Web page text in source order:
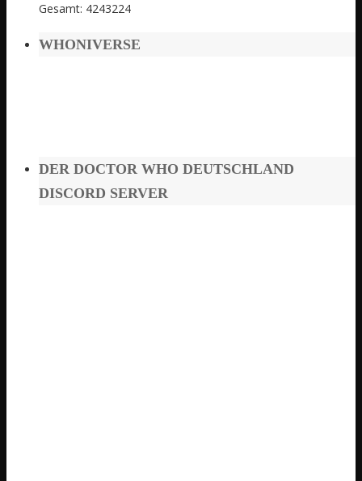
Gesamt: 4243224
WHONIVERSE
DER DOCTOR WHO DEUTSCHLAND
DISCORD SERVER